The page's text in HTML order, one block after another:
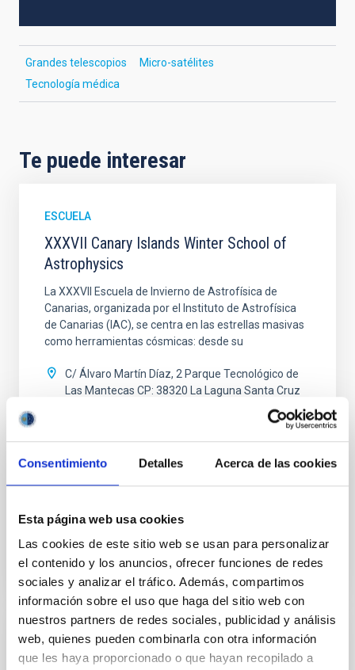
Consentimiento Detalles Acerca de las cookies
Esta página web usa cookies
Las cookies de este sitio web se usan para personalizar
el contenido y los anuncios, ofrecer funciones de redes
sociales y analizar el tráfico. Además, compartimos
información sobre el uso que haga del sitio web con
nuestros partners de redes sociales, publicidad y análisis
web, quienes pueden combinarla con otra información
que les haya proporcionado o que hayan recopilado a
Grandes telescopios
Micro-satélites
Tecnología médica
Te puede interesar
ESCUELA
XXXVII Canary Islands Winter School of
Astrophysics
La XXXVII Escuela de Invierno de Astrofísica de
Canarias, organizada por el Instituto de Astrofísica
de Canarias (IAC), se centra en las estrellas masivas
como herramientas cósmicas: desde su
C/ Álvaro Martín Díaz, 2 Parque Tecnológico de
Las Mantecas CP: 38320 La Laguna Santa Cruz
Próximas
XXXVII CANARY ISLANDS WINTER SCHOOL OF
ASTROPHYSICS
ESCUELA